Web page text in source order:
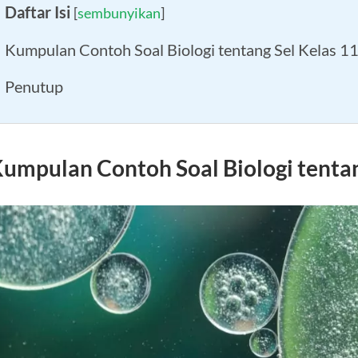
Daftar Isi [sembunyikan]
Kumpulan Contoh Soal Biologi tentang Sel Kelas 11
Penutup
Contoh Soal Biologi